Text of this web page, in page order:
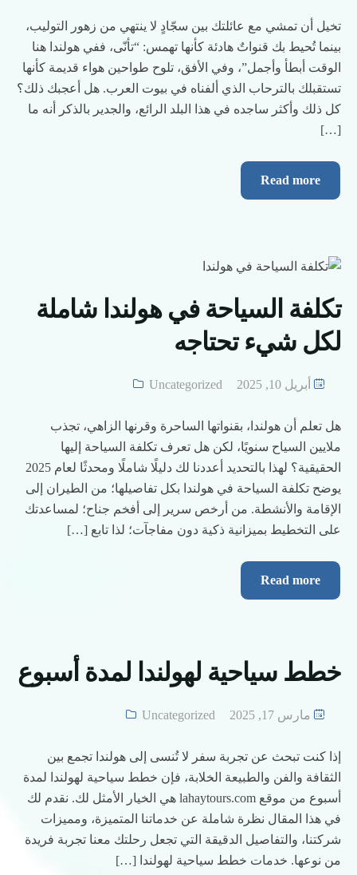
تخيل أن تمشي مع عائلتك بين سجّادٍ لا ينتهي من زهور التوليب،
بينما تُحيط بك قنواتٌ هادئة كأنها تهمس: “تأنّى، ففي هولندا هنا
الوقت أبطأ وأجمل”، وفي الأفق، تلوح طواحين هواء قديمة كأنها
تستقبلك بالترحاب الذي ألفناه في بيوت العرب. هل أعجبك ذلك؟
كل ذلك وأكثر ساجده في هذا البلد الرائع، والجدير بالذكر أنه ما
[…]
Read more
تكلفة السياحة في هولندا شاملة
لكل شيء تحتاجه
أبريل 10, 2025 Uncategorized
هل تعلم أن هولندا، بقنواتها الساحرة وقرنها الزاهي، تجذب
ملايين السياح سنويًا، لكن هل تعرف تكلفة السياحة إليها
الحقيقية؟ لهذا بالتحديد أعددنا لك دليلًا شاملًا ومحدثًا لعام 2025
يوضح تكلفة السياحة في هولندا بكل تفاصيلها؛ من الطيران إلى
الإقامة والأنشطة. من أرخص سرير إلى أفخم جناح؛ لمساعدتك
على التخطيط بميزانية ذكية دون مفاجآت؛ لذا تابع […]
Read more
خطط سياحية لهولندا لمدة أسبوع​
مارس 17, 2025 Uncategorized
إذا كنت تبحث عن تجربة سفر لا تُنسى إلى هولندا تجمع بين
الثقافة والفن والطبيعة الخلابة، فإن خطط سياحية لهولندا لمدة
أسبوع من موقع lahaytours.com هي الخيار الأمثل لك. نقدم لك
في هذا المقال نظرة شاملة عن خدماتنا المتميزة، ومميزات
شركتنا، والتفاصيل الدقيقة التي تجعل رحلتك معنا تجربة فريدة
من نوعها. خدمات خطط سياحية لهولندا […]